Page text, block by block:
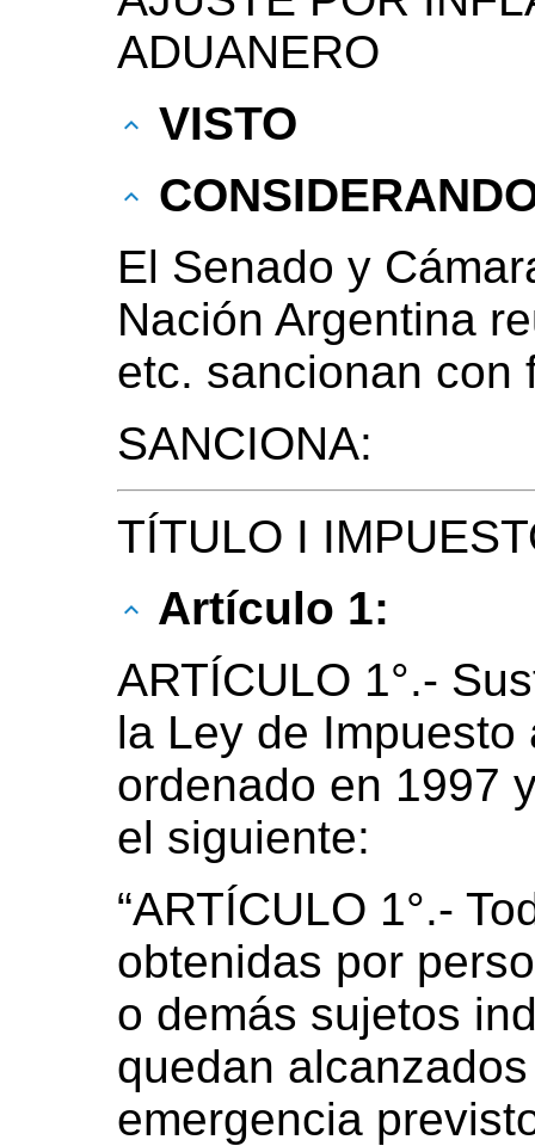
ADUANERO
VISTO
El Senado y
Nación Argentina
etc. sancionan con
SANCIONA:
TÍTULO I
Artículo 1:
ARTÍCULO 1°.-
la Ley de
ordenado en 1997
el siguiente:
“ARTÍCULO 1°.-
obtenidas por
o demás sujetos
quedan
emergencia